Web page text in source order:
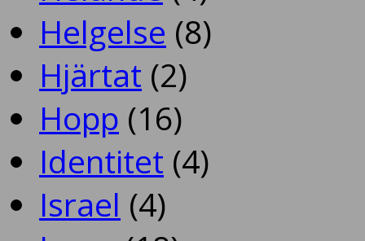
Helgelse (8)
Hjärtat (2)
Hopp (16)
Identitet (4)
Israel (4)